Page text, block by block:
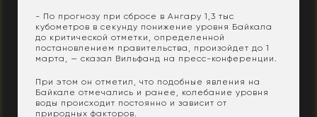
- По прогнозу при сбросе в Ангару 1,3 тыс
кубометров в секунду понижение уровня Байкала
до критической отметки, определенной
постановлением правительства, произойдет до 1
марта, — сказал Вильфанд на пресс-конференции.
При этом он отметил, что подобные явления на
Байкале отмечались и ранее, колебание уровня
воды происходит постоянно и зависит от
природных факторов.